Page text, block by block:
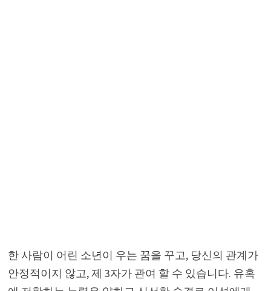
한 사람이 어린 소년이 우는 꿈을 꾸고, 당신의 관계가
안정적이지 않고, 제 3자가 관여 할 수 있습니다. 유혹